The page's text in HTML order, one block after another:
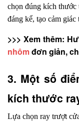
chọn đúng kích thước
đáng kể, tạo cảm
>>> Xem thêm:
nhôm đơn giản,
3. Một số
kích thước
Lựa chọn ray trượt